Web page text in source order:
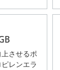
させるポ
レンエラ